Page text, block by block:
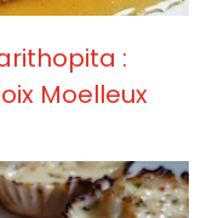
:
Moelleux